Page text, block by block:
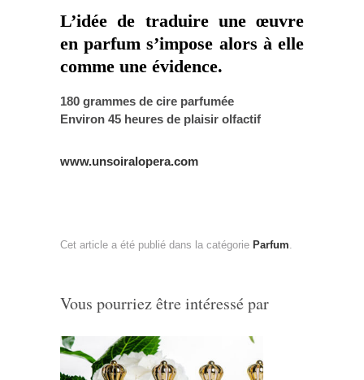
L’idée de traduire une œuvre
en parfum s’impose alors à elle
comme une évidence.
180 grammes de cire parfumée
Environ 45 heures de plaisir olfactif
www.unsoiralopera.com
Cet article a été publié dans la catégorie Parfum.
Vous pourriez être intéressé par